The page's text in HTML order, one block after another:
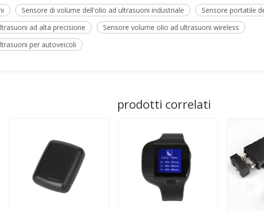
Sensore di volume dell'olio ad ultrasuoni industriale
Sensore portatile
ad alta precisione
Sensore volume olio ad ultrasuoni wireless
per autoveicoli
prodotti correlati